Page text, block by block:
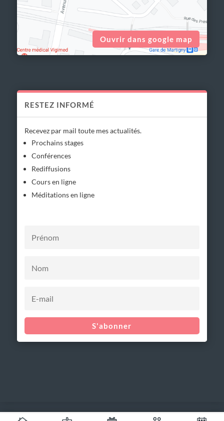
Ouvrir dans google map
RESTEZ INFORMÉ
Recevez par mail toute mes actualités.
Prochains stages
Conférences
Rediffusions
Cours en ligne
Méditations en ligne
S'abonner